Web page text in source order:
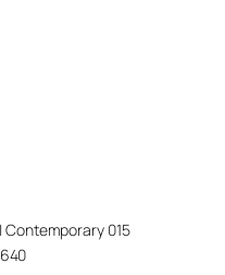
Contemporary 015